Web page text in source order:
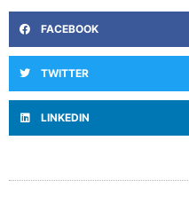
FACEBOOK
TWITTER
LINKEDIN